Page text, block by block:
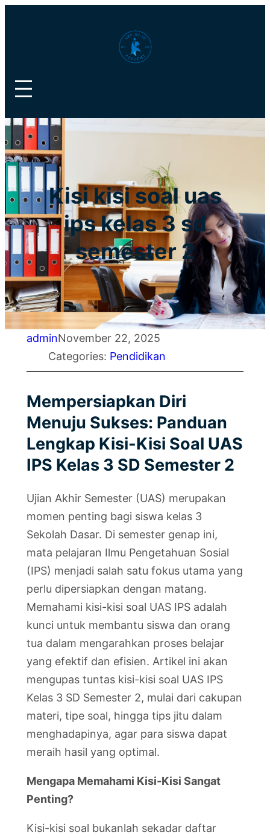
Kisi kisi soal uas
ips kelas 3 sd
semester 2
adminNovember 22, 2025
Categories: Pendidikan
Mempersiapkan Diri
Menuju Sukses: Panduan
Lengkap Kisi-Kisi Soal UAS
IPS Kelas 3 SD Semester 2
Ujian Akhir Semester (UAS) merupakan
momen penting bagi siswa kelas 3
Sekolah Dasar. Di semester genap ini,
mata pelajaran Ilmu Pengetahuan Sosial
(IPS) menjadi salah satu fokus utama yang
perlu dipersiapkan dengan matang.
Memahami kisi-kisi soal UAS IPS adalah
kunci untuk membantu siswa dan orang
tua dalam mengarahkan proses belajar
yang efektif dan efisien. Artikel ini akan
mengupas tuntas kisi-kisi soal UAS IPS
Kelas 3 SD Semester 2, mulai dari cakupan
materi, tipe soal, hingga tips jitu dalam
menghadapinya, agar para siswa dapat
meraih hasil yang optimal.
Mengapa Memahami Kisi-Kisi Sangat
Penting?
Kisi-kisi soal bukanlah sekadar daftar